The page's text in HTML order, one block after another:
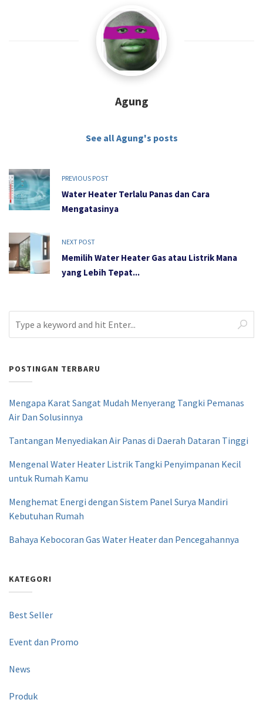
Agung
See all Agung's posts
PREVIOUS POST
Water Heater Terlalu Panas dan Cara
Mengatasinya
NEXT POST
Memilih Water Heater Gas atau Listrik Mana
yang Lebih Tepat...
POSTINGAN TERBARU
Mengapa Karat Sangat Mudah Menyerang Tangki Pemanas
Air Dan Solusinnya
Tantangan Menyediakan Air Panas di Daerah Dataran Tinggi
Mengenal Water Heater Listrik Tangki Penyimpanan Kecil
untuk Rumah Kamu
Menghemat Energi dengan Sistem Panel Surya Mandiri
Kebutuhan Rumah
Bahaya Kebocoran Gas Water Heater dan Pencegahannya
KATEGORI
Best Seller
Event dan Promo
News
Produk